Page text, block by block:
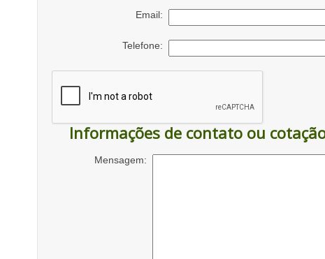
Email:
Telefone:
Informações de contato ou
Mensagem: